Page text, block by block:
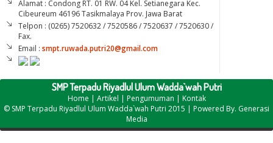
Alamat : Condong RT. 01 RW. 04 Kel. Setianegara Kec.
Cibeureum 46196 Tasikmalaya Prov. Jawa Barat
Telpon : (0265) 7520632 / 7520586 / 7520637 / 7520630 /
Fax.
Email : smpt.ruwada.putri20@gmail.com
SMP Terpadu Riyadlul Ulum Wadda`wah Putri
Home | Artikel | Pengumuman | Kontak
© SMP Terpadu Riyadlul Ulum Wadda`wah Putri 2015 | Powered By. Generasi
Media